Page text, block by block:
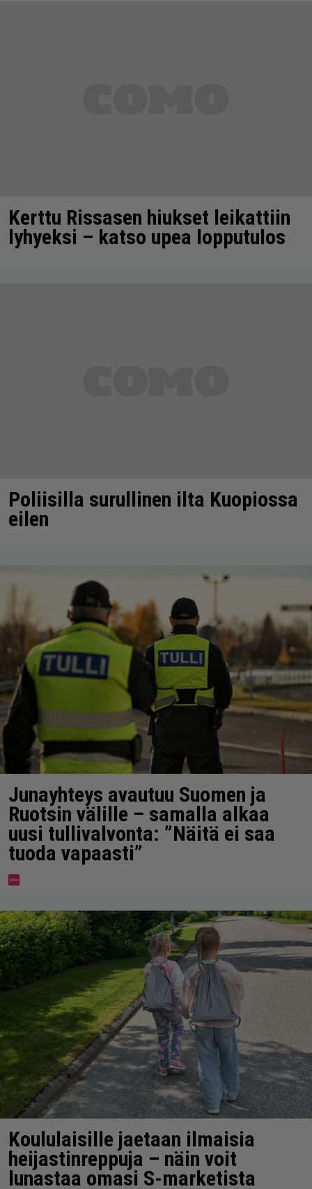
Kerttu Rissasen hiukset leikattiin
lyhyeksi – katso upea lopputulos
Poliisilla surullinen ilta Kuopiossa
eilen
Junayhteys avautuu Suomen ja
Ruotsin välille – samalla alkaa
uusi tullivalvonta: ”Näitä ei saa
tuoda vapaasti”
Koululaisille jaetaan ilmaisia
heijastinreppuja – näin voit
lunastaa omasi S-marketista